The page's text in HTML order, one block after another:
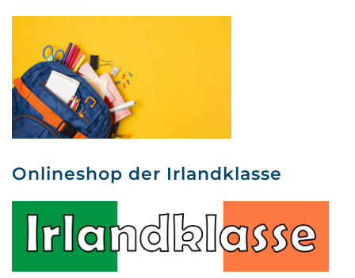
Onlineshop der Irlandklasse